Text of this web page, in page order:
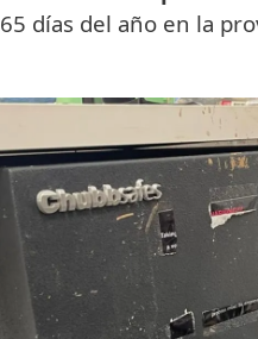
días del año en la